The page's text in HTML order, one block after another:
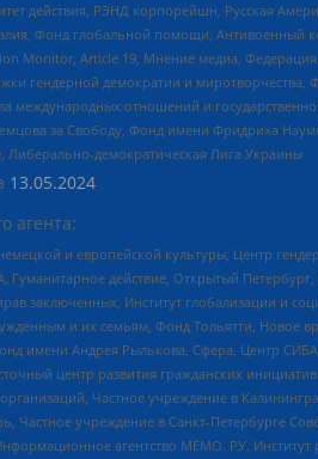
действия, РЭНД корпорейшн, Русская
Фонд глобальной помощи, Антивоенный
Monitor, Article 19, Мнение медиа,
гендерной демократии и
отношений и
за Свободу, Фонд имени Фридриха
демократическая Лига Украины
13.05.2024
агента:
и европейской культуры, Центр
действие, Открытый
заключенных, Институт глобализации
и их семьям, Фонд Тольятти, Новое
имени Андрея Рылькова, Сфера, Центр
центр развития гражданских
Частное учреждение в
Частное учреждение в Санкт-Петербурге
агентство МЕМО. РУ,